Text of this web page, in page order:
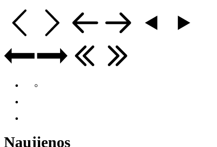
Naujienos